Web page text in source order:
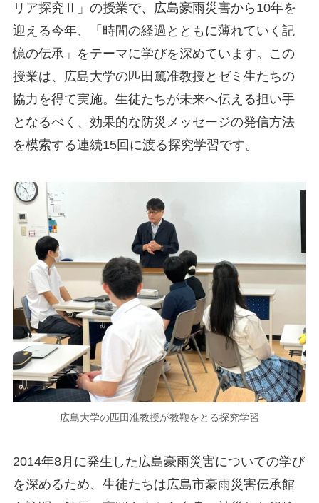
リア探究Ⅱ」の授業で、広島豪雨災害から10年を
迎える今年、「時間の経過とともに薄れていく記
憶の伝承」をテーマに学びを深めています。この
授業は、広島大学の匹田篤准教授とゼミ生たちの
協力を得て実施。生徒たちが未来へ伝える担い手
となるべく、効果的な防災メッセージの発信方法
を模索する連続15回に渡る探究学習です。
広島大学の匹田准教授が教鞭をとる探究学習
2014年8月に発生した広島豪雨災害についての学び
を深めるため、生徒たちは広島市豪雨災害伝承館